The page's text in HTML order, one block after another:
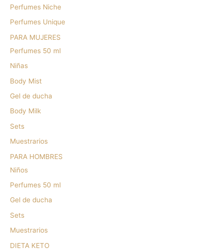
Perfumes Niche
Perfumes Unique
PARA MUJERES
Perfumes 50 ml
Niñas
Body Mist
Gel de ducha
Body Milk
Sets
Muestrarios
PARA HOMBRES
Niños
Perfumes 50 ml
Gel de ducha
Sets
Muestrarios
DIETA KETO